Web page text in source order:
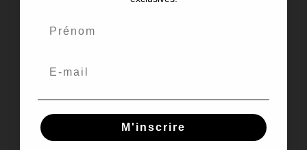
Aucun commentaire à afficher.
M'inscrire